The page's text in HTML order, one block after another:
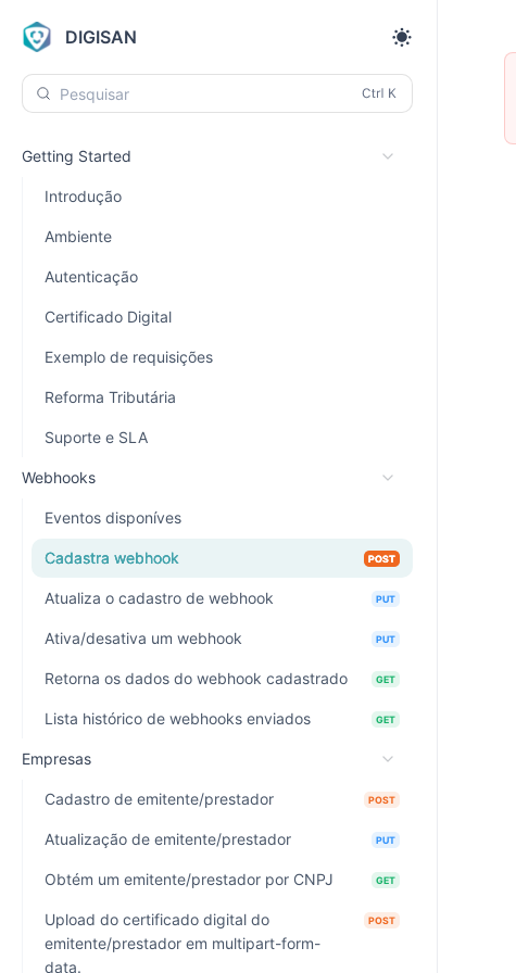
DIGISAN
Pesquisar
Getting Started
Introdução
Ambiente
Autenticação
Certificado Digital
Exemplo de requisições
Reforma Tributária
Suporte e SLA
Webhooks
Eventos disponíves
Cadastra webhook POST
Atualiza o cadastro de webhook PUT
Ativa/desativa um webhook PUT
Retorna os dados do webhook cadastrado GET
Lista histórico de webhooks enviados GET
Empresas
Cadastro de emitente/prestador POST
Atualização de emitente/prestador PUT
Obtém um emitente/prestador por CNPJ GET
Upload do certificado digital do
emitente/prestador em multipart-form-
data.
POST